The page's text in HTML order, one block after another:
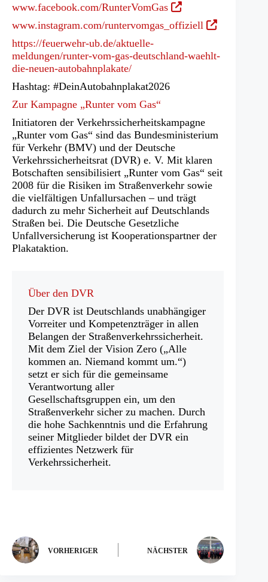
einem
neuen
Tab)
www.facebook.com/RunterVomGas(Öffnet
einem
Tab)
www.instagram.com/runtervomgas_offiziell (Öffnet
einem
neuen
https://feuerwehr-ub.de/aktuelle-
meldungen/runter-vom-gas-deutschland-waehlt-
die-neuen-autobahnplakate/
Hashtag: #DeinAutobahnplakat2026
Zur Kampagne „Runter vom Gas“
Initiatoren der Verkehrssicherheitskampagne
„Runter vom Gas“ sind das Bundesministerium
für Verkehr (BMV) und der Deutsche
Verkehrssicherheitsrat (DVR) e. V. Mit klaren
Botschaften sensibilisiert „Runter vom Gas“ seit
2008 für die Risiken im Straßenverkehr sowie
die vielfältigen Unfallursachen – und trägt
dadurch zu mehr Sicherheit auf Deutschlands
Straßen bei. Die Deutsche Gesetzliche
Unfallversicherung ist Kooperationspartner der
Plakataktion.
Über den DVR
Der DVR ist Deutschlands unabhängiger
Vorreiter und Kompetenzträger in allen
Belangen der Straßenverkehrssicherheit.
Mit dem Ziel der Vision Zero („Alle
kommen an. Niemand kommt um.“)
setzt er sich für die gemeinsame
Verantwortung aller
Gesellschaftsgruppen ein, um den
Straßenverkehr sicher zu machen. Durch
die hohe Sachkenntnis und die Erfahrung
seiner Mitglieder bildet der DVR ein
effizientes Netzwerk für
Verkehrssicherheit.
VORHERIGER NÄCHSTER